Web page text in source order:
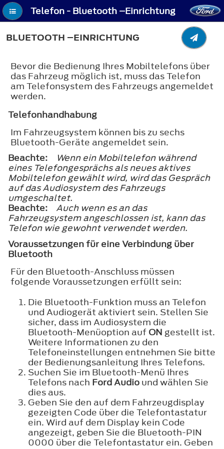
Telefon - Bluetooth –Einrichtung
BLUETOOTH –EINRICHTUNG
Bevor die Bedienung Ihres Mobiltelefons über
das Fahrzeug möglich ist, muss das Telefon
am Telefonsystem des Fahrzeugs angemeldet
werden.
Telefonhandhabung
Im Fahrzeugsystem können bis zu sechs
Bluetooth-Geräte angemeldet sein.
Beachte:
Wenn ein Mobiltelefon während
eines Telefongesprächs als neues aktives
Mobiltelefon gewählt wird, wird das Gespräch
auf das Audiosystem des Fahrzeugs
umgeschaltet.
Beachte:
Auch wenn es an das
Fahrzeugsystem angeschlossen ist, kann das
Telefon wie gewohnt verwendet werden.
Voraussetzungen für eine Verbindung über
Bluetooth
Für den Bluetooth-Anschluss müssen
folgende Voraussetzungen erfüllt sein:
Die Bluetooth-Funktion muss an Telefon
und Audiogerät aktiviert sein. Stellen Sie
sicher, dass im Audiosystem die
Bluetooth-Menüoption auf ON gestellt ist.
Weitere Informationen zu den
Telefoneinstellungen entnehmen Sie bitte
der Bedienungsanleitung Ihres Telefons.
Suchen Sie im Bluetooth-Menü Ihres
Telefons nach Ford Audio und wählen Sie
dies aus.
Geben Sie den auf dem Fahrzeugdisplay
gezeigten Code über die Telefontastatur
ein. Wird auf dem Display kein Code
angezeigt, geben Sie die Bluetooth-PIN
0000 über die Telefontastatur ein. Geben